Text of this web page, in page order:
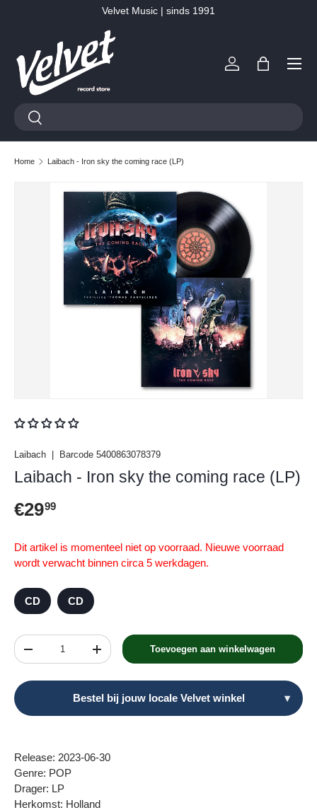
Velvet Music | sinds 1991
Zoeken
Zoeken
Inloggen
Tas
Menu
Home Laibach - Iron sky the coming race (LP)
Ga direct naar productinformatie
Laibach Barcode 5400863078379
Laibach - Iron sky the coming race (LP)
Reguliere prijs
€2999
Dit artikel is momenteel niet op voorraad. Nieuwe voorraad
wordt verwacht binnen circa 5 werkdagen.
CD CD
Aantal
Verlaag de hoeveelheidVerhoog de hoeveelheidToevoegen aan winkelwagen
Bestel bij jouw locale Velvet winkel ▾
Release: 2023-06-30
Genre: POP
Drager: LP
Herkomst: Holland